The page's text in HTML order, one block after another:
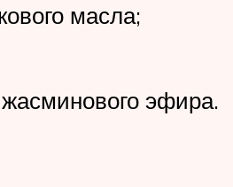
масла;
эфира.